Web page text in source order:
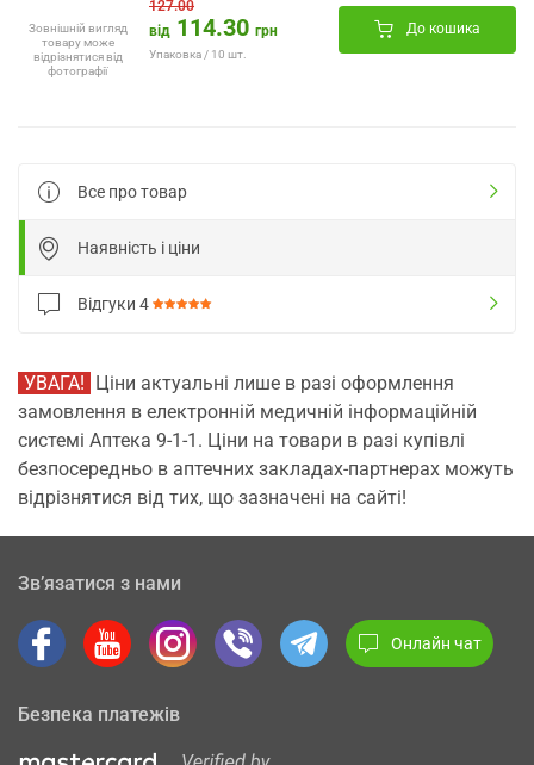
Зовнішній вигляд
товару може
відрізнятися від
фотографії
127.00
від 114.30 грн
Упаковка / 10 шт.
До кошика
Все про товар
Наявність і ціни
Відгуки 4
УВАГА! Ціни актуальні лише в разі оформлення
замовлення в електронній медичній інформаційній
системі Аптека 9-1-1. Ціни на товари в разі купівлі
безпосередньо в аптечних закладах-партнерах можуть
відрізнятися від тих, що зазначені на сайті!
Зв’язатися з нами
Онлайн чат
Безпека платежів